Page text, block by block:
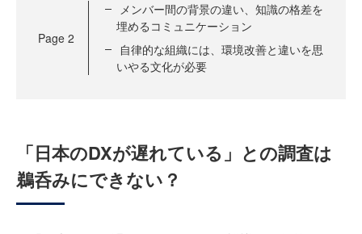
Page 2
メンバー間の背景の違い、知識の格差を
埋めるコミュニケーション
自律的な組織には、環境改善と違いを思
いやる文化が必要
「日本のDXが遅れている」との調査は
鵜呑みにできない？